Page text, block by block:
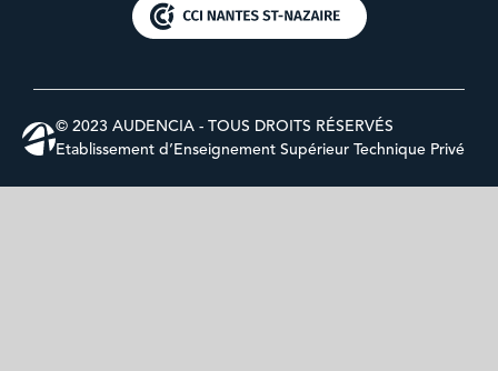
© 2023 AUDENCIA - TOUS DROITS RÉSERVÉS
Etablissement d’Enseignement Supérieur Technique Privé